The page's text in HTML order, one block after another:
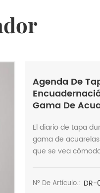
Agenda De
Gama De
El diario de tapa
gama de
que se vea
Nº De Artículo.: DR-